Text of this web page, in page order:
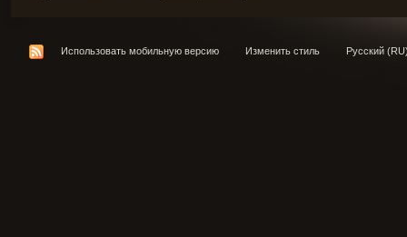
Использовать мобильную версию Изменить стиль Русский